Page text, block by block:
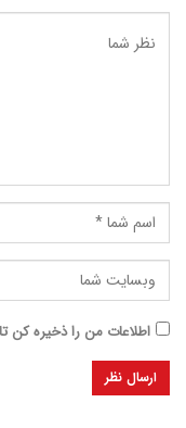
اطلاعات من را ذخیره کن